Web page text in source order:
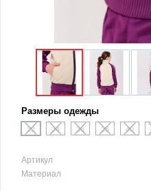
Размеры одежды
32 34 36 38 40
Артикул
Материал